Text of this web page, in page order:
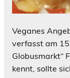
Veganes
verfasst am
Globusmarkt“
kennt, sollte